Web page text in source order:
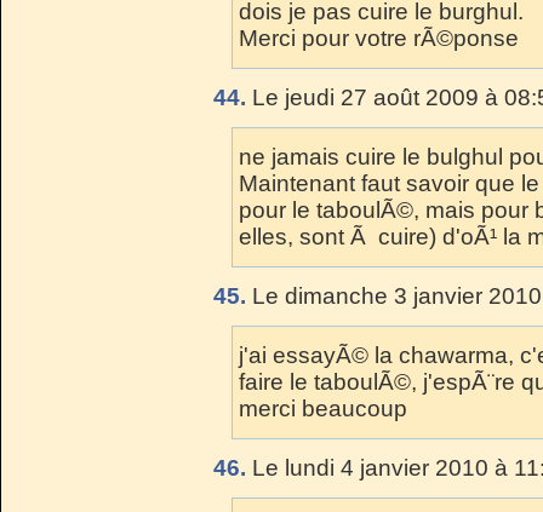
dois je pas cuire le burghul.
Merci pour votre rÃ©ponse
44. Le jeudi 27 août 2009 à
ne jamais cuire le bulghul
Maintenant faut savoir que
pour le taboulÃ©, mais pour
elles, sont Ã cuire) d'oÃ¹ la
45. Le dimanche 3 janvier
j'ai essayÃ© la chawarma,
faire le taboulÃ©, j'espÃ¨re
merci beaucoup
46. Le lundi 4 janvier 2010 à